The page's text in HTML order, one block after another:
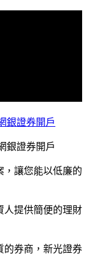
，讓您能以低廉的
人提供簡便的理財
的券商，新光證券